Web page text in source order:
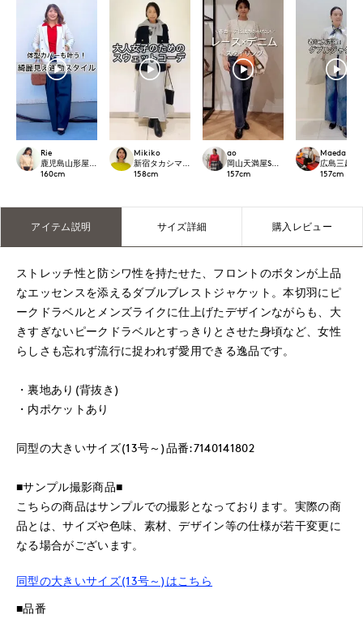
Rie
鹿児島山形屋INED
160cm
Mikiko
新宿タカシマヤSUPERIOR CLOSET
158cm
ao
岡山天満屋SUPERIORCLOSET
157cm
Maeda
広島三越
157cm
アイテム説明 サイズ詳細 購入レビュー
ストレッチ性と防シワ性を持たせた、フロントのボタンが上品
なエッセンスを添えるダブルブレストジャケット。本切羽にピ
ークドラベルとメンズライクに仕上げたデザインながらも、大
きすぎないピークドラベルとすっきりとさせた身頃など、女性
らしさも忘れず流行に捉われず愛用できる逸品です。
・裏地あり(背抜き)
・内ポケットあり
同型の大きいサイズ(13号～)品番:7140141802
■サンプル撮影商品■
こちらの商品はサンプルでの撮影となっております。実際の商
品とは、サイズや色味、素材、デザイン等の仕様が若干変更に
なる場合がございます。
同型の大きいサイズ(13号～)はこちら
■品番